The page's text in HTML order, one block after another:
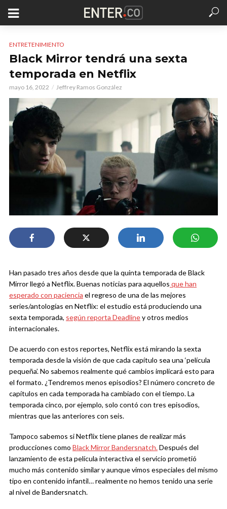
ENTRETENIMIENTO
Black Mirror tendrá una sexta
temporada en Netflix
mayo 16, 2022 Jeffrey Ramos González
Han pasado tres años desde que la quinta temporada de Black
Mirror llegó a Netflix. Buenas noticias para aquellos que han
esperado con paciencia el regreso de una de las mejores
series/antologías en Netflix: el estudio está produciendo una
sexta temporada, según reporta Deadliney otros medios
internacionales.
De acuerdo con estos reportes, Netflix está mirando la sexta
temporada desde la visión de que cada capítulo sea una ‘película
pequeña’. No sabemos realmente qué cambios implicará esto para
el formato. ¿Tendremos menos episodios? El número concreto de
capítulos en cada temporada ha cambiado con el tiempo. La
temporada cinco, por ejemplo, solo contó con tres episodios,
mientras que las anteriores con seis.
Tampoco sabemos si Netflix tiene planes de realizar más
producciones como Black Mirror Bandersnatch.Después del
lanzamiento de esta película interactiva el servicio prometió
mucho más contenido similar y aunque vimos especiales del mismo
tipo en contenido infantil… realmente no hemos tenido una serie
al nivel de Bandersnatch.